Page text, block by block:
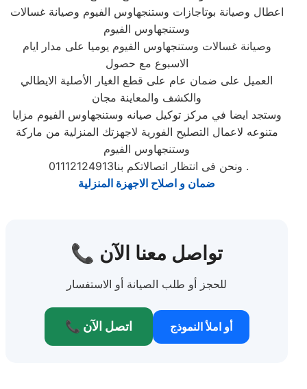
اعطال وصيانة بوتاجازات وستنجهاوس الفيوم وصيانة غسالات
وستنجهاوس الفيوم
وصيانة غسالات وستنجهاوس الفيوم يوميا على مدار ايام
الاسبوع مع حصول
العميل على ضمان عام على قطع الغيار الأصلية الايطالي
والكشف والمعاينة مجان
وستجد ايضا في مركز توكيل صيانه وستنجهاوس الفيوم مزايا
متنوعه لاعمال التصليح الفورية لاجهزتك المنزلية من ماركة
وستنجهاوس الفيوم
01112124913ونحن فى انتظار اتصالاتكم بنا .
ضمان و اصلاح الاجهزة المنزلية
📞 تواصل معنا الآن
للحجز أو طلب الصيانة أو الاستفسار
📞 اتصل الآن أو املأ النموذج